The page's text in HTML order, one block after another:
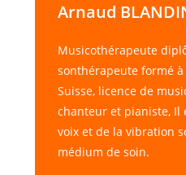
Arnaud
Musicothérapeute
sonthérapeute formé
Suisse, licence de
chanteur et pianiste, Il
voix et de la vibration
médium de soin.